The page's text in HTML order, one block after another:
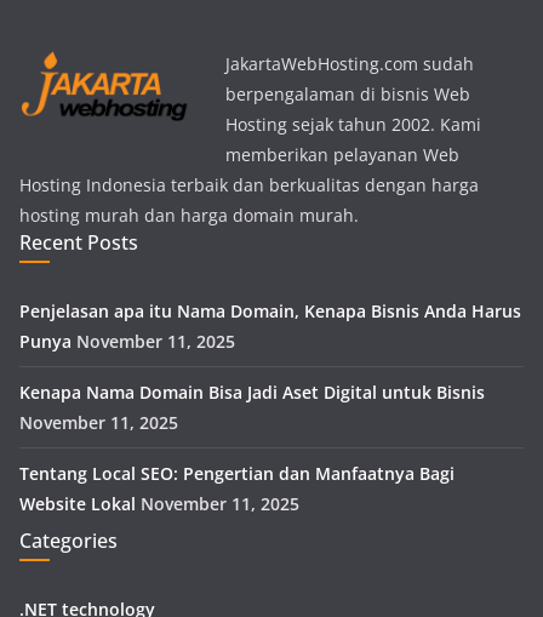
JakartaWebHosting.com sudah
berpengalaman di bisnis Web
Hosting sejak tahun 2002. Kami
memberikan pelayanan Web
Hosting Indonesia terbaik dan berkualitas dengan harga
hosting murah dan harga domain murah.
Recent Posts
Penjelasan apa itu Nama Domain, Kenapa Bisnis Anda Harus
Punya November 11, 2025
Kenapa Nama Domain Bisa Jadi Aset Digital untuk Bisnis
November 11, 2025
Tentang Local SEO: Pengertian dan Manfaatnya Bagi
Website Lokal November 11, 2025
Categories
.NET technology